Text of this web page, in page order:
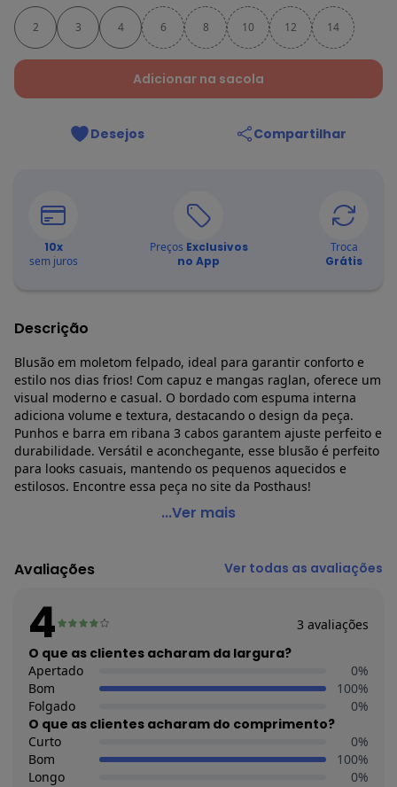
2 3 4 6 8 10 12 14
Adicionar na sacola
Desejos Compartilhar
10x
sem juros
Preços Exclusivos
no App
Troca
Grátis
Descrição
Blusão em moletom felpado, ideal para garantir conforto e
estilo nos dias frios! Com capuz e mangas raglan, oferece um
visual moderno e casual. O bordado com espuma interna
adiciona volume e textura, destacando o design da peça.
Punhos e barra em ribana 3 cabos garantem ajuste perfeito e
durabilidade. Versátil e aconchegante, esse blusão é perfeito
para looks casuais, mantendo os pequenos aquecidos e
estilosos. Encontre essa peça no site da Posthaus!
Divertto - Blusão Raglan Menino Preto
Modelagem: Ampla
Comprimento da manga: Longa
Fornecedor: ABRANGE INDÚSTRIA E COMÉRCIO DE CONFECÇ
/ CNPJ 78.072.340/0019-4
Feito: Brasil
Cuidados para conservação do produto: Evite superfícies
ásperas e manuseie com cuidado. Use fechos corretamente.
Armazene em local seco, arejado e longe do sol. Prefira
cabides acolchoados ou dobre sem marcar.
Observação: Com capuz - Bordado frontal
Tecido: Moletom felpado
Composição: 100% algodão
...Ver mais
Avaliações Ver todas as avaliações
4 3 avaliações
O que as clientes acharam da largura?
Apertado 0%
Bom
100%
Folgado
0%
O que as clientes acharam do comprimento?
Curto 0%
Bom
100%
Longo
0%